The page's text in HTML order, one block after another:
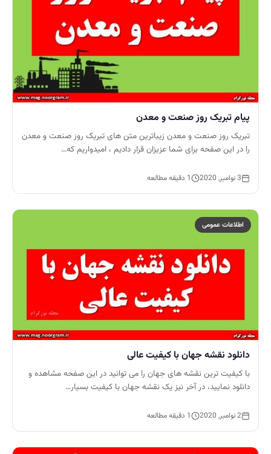
پیام تبریک روز صنعت و معدن
تبریک روز صنعت و معدن زیباترین متن های تبریک روز صنعت و معدن
را در این صفحه برای شما عزیزان قرار دادیم ، امیدواریم که…
3 نوامبر, 2020 1 دقیقه مطالعه
اطلاعات عمومی
دانلود نقشه جهان با کیفیت عالی
با کیفیت ترین نقشه های جهان را می توانید در این صفحه مشاهده و
دانلود نمایید، در آخر نیز یک نقشه جهان با کیفیت بسیار…
2 نوامبر, 2020 1 دقیقه مطالعه